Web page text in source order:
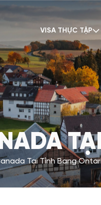
VISA THỰC TẬP
Tại Tỉnh Bang